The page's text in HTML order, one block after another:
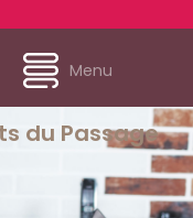
Menu
du Passage